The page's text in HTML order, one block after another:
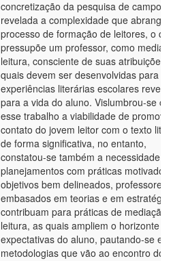
concretização da pesquisa de campo.
revelada a complexidade que abrange
processo de formação de leitores, o
pressupõe um professor, como
leitura, consciente de suas atribuições,
quais devem ser desenvolvidas para
experiências literárias escolares
para a vida do aluno. Vislumbrou-se
esse trabalho a viabilidade de
contato do jovem leitor com o texto
de forma significativa, no entanto,
constatou-se também a necessidade
planejamentos com práticas
objetivos bem delineados, professores
embasados em teorias e em
contribuam para práticas de mediação
leitura, as quais ampliem o horizonte
expectativas do aluno, pautando-se em
metodologias que vão ao encontro dos